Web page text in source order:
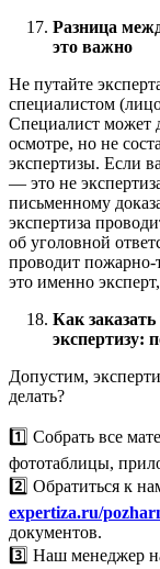
Разница
это важно
Не путайте
специалистом
Специалист может
осмотре, но не
экспертизы. Если
— это не
письменному
экспертиза
об уголовной
проводит пожарно-
это именно
Как
экспертизу:
Допустим,
делать?
1️⃣ Собрать все
фототаблицы,
2️⃣ Обратиться к
expertiza.ru/
документов.
3️⃣ Наш менеджер